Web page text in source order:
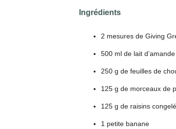
Ingrédients
2 mesures de Giving
500 ml de lait
250 g de feuilles de
125 g de morceaux de
125 g de raisins
1 petite banane